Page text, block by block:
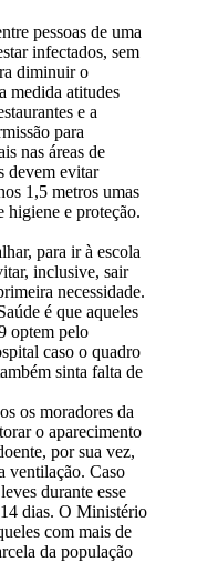
pessoas de uma
infectados, sem
diminuir o
medida atitudes
e a
para
nas áreas de
devem evitar
1,5 metros umas
higiene e proteção.
para ir à escola
inclusive, sair
necessidade.
é que aqueles
optem pelo
caso o quadro
sinta falta de
os moradores da
o aparecimento
por sua vez,
ventilação. Caso
durante esse
dias. O Ministério
com mais de
da população